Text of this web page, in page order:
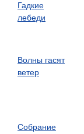
Гадкие
лебеди
Волны гасят
ветер
Собрание